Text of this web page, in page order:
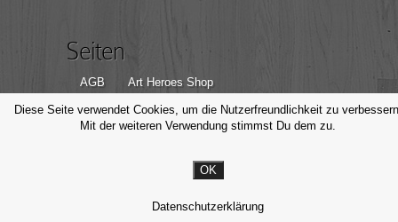
Seiten
AGB
Art Heroes Shop
Datenschutzerklärung
Disclaimer
Impressum
Kontakt
Diese Seite verwendet Cookies, um die Nutzerfreundlichkeit zu
Mit der weiteren Verwendung stimmst Du dem zu.
OK
Datenschutzerklärung